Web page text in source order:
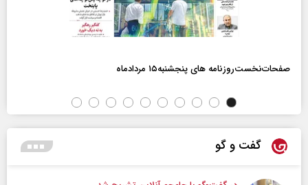
صفحات‌نخست‌روزنامه ها‌ی پنجشنبه‌۱۵ مردادماه
گفت و گو